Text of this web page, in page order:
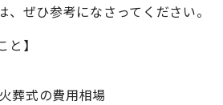
、ぜひ参考になさってください。
と】
葬式の費用相場